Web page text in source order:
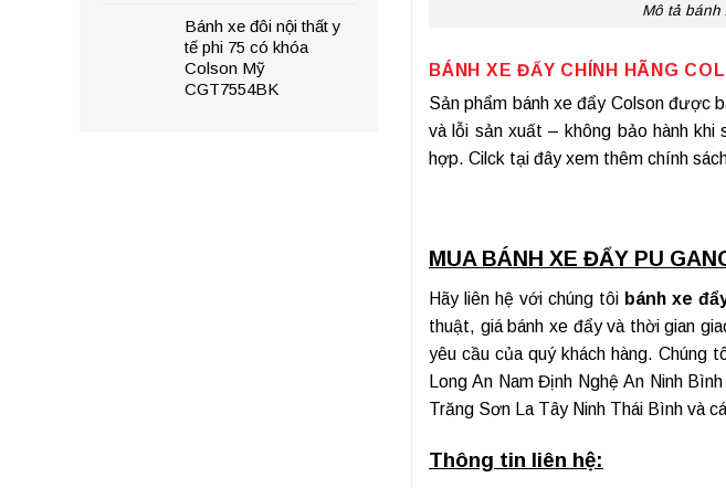
Bánh xe đôi nội thất y
tế phi 75 có khóa
Colson Mỹ
CGT7554BK
Mô tả bánh
BÁNH XE ĐẨY CHÍNH HÃNG
Sản phẩm bánh xe đẩy Colsonđược
và lỗi sản xuất – không bảo hành
hợp. Cilck tại đây xem thêm chính
MUA BÁNH XE ĐẨY PU
Hãy liên hệ với chúng tôi bánh xe
thuật, giá bánh xe đẩy và thời gian
yêu cầu của quý khách hàng. Chúng
Long An Nam Định Nghệ An Ninh
Trăng Sơn La Tây Ninh Thái Bình và
Thông tin liên hệ: